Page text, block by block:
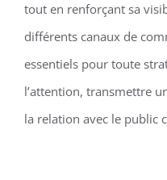
tout en renforçant sa
différents canaux de
essentiels pour toute
l’attention, transmettre
la relation avec le public